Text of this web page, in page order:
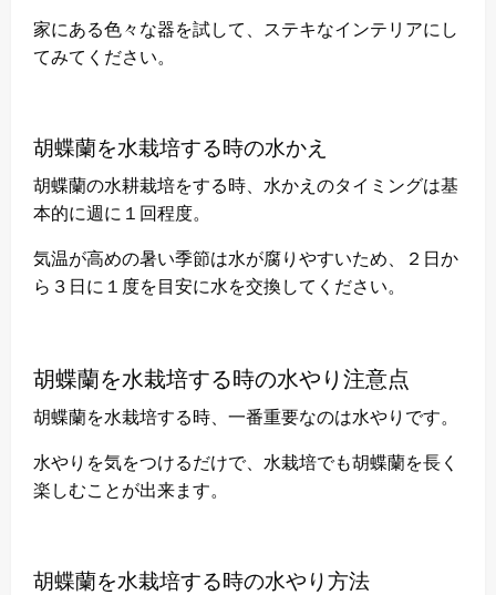
家にある色々な器を試して、ステキなインテリアにし
てみてください。
胡蝶蘭を水栽培する時の水かえ
胡蝶蘭の水耕栽培をする時、水かえのタイミングは基
本的に週に１回程度。
気温が高めの暑い季節は水が腐りやすいため、２日か
ら３日に１度を目安に水を交換してください。
胡蝶蘭を水栽培する時の水やり注意点
胡蝶蘭を水栽培する時、一番重要なのは水やりです。
水やりを気をつけるだけで、水栽培でも胡蝶蘭を長く
楽しむことが出来ます。
胡蝶蘭を水栽培する時の水やり方法